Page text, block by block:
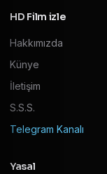
HD Film izle
Hakkımızda
Künye
İletişim
S.S.S.
Telegram Kanalı
Yasal